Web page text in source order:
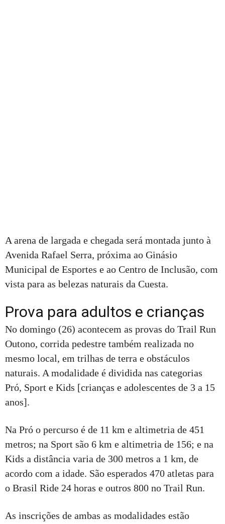
A arena de largada e chegada será montada junto à
Avenida Rafael Serra, próxima ao Ginásio
Municipal de Esportes e ao Centro de Inclusão, com
vista para as belezas naturais da Cuesta.
Prova para adultos e crianças
No domingo (26) acontecem as provas do Trail Run
Outono, corrida pedestre também realizada no
mesmo local, em trilhas de terra e obstáculos
naturais. A modalidade é dividida nas categorias
Pró, Sport e Kids [crianças e adolescentes de 3 a 15
anos].
Na Pró o percurso é de 11 km e altimetria de 451
metros; na Sport são 6 km e altimetria de 156; e na
Kids a distância varia de 300 metros a 1 km, de
acordo com a idade. São esperados 470 atletas para
o Brasil Ride 24 horas e outros 800 no Trail Run.
As inscrições de ambas as modalidades estão